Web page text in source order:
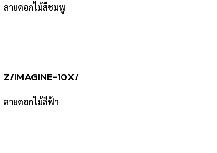
ลายดอกไม้สีชมพู
Z/IMAGINE-10X/
ลายดอกไม้สีฟ้า